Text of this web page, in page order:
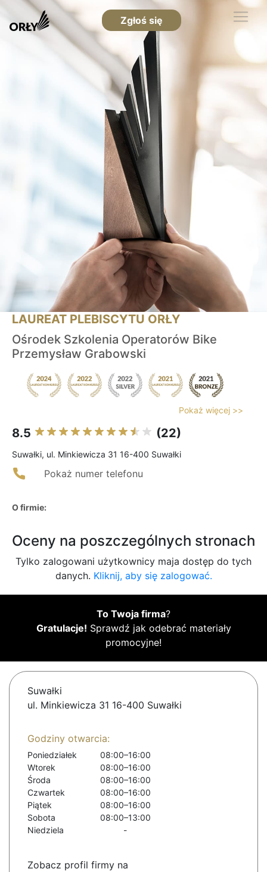
Zgłoś się
LAUREAT PLEBISCYTU ORŁY
Ośrodek Szkolenia Operatorów Bike
Przemysław Grabowski
Pokaż więcej >>
8.5 (22)
Suwałki, ul. Minkiewicza 31 16-400 Suwałki
Pokaż numer telefonu
O firmie:
Oceny na poszczególnych stronach
Tylko zalogowani użytkownicy maja dostęp do tych
danych. Kliknij, aby się zalogować.
To Twoja firma?
Gratulacje! Sprawdź jak odebrać materiały
promocyjne!
Suwałki
ul. Minkiewicza 31 16-400 Suwałki
Godziny otwarcia:
Poniedziałek
08:00–16:00
Wtorek
08:00–16:00
Środa
08:00–16:00
Czwartek
08:00–16:00
Piątek
08:00–16:00
Sobota
08:00–13:00
Niedziela
-
Zobacz profil firmy na